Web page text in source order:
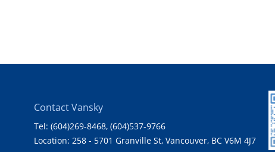
Contact Vansky
Tel: (604)269-8468, (604)537-9766
Location: 258 - 5701 Granville St, Vancouver, BC V6M 4J7